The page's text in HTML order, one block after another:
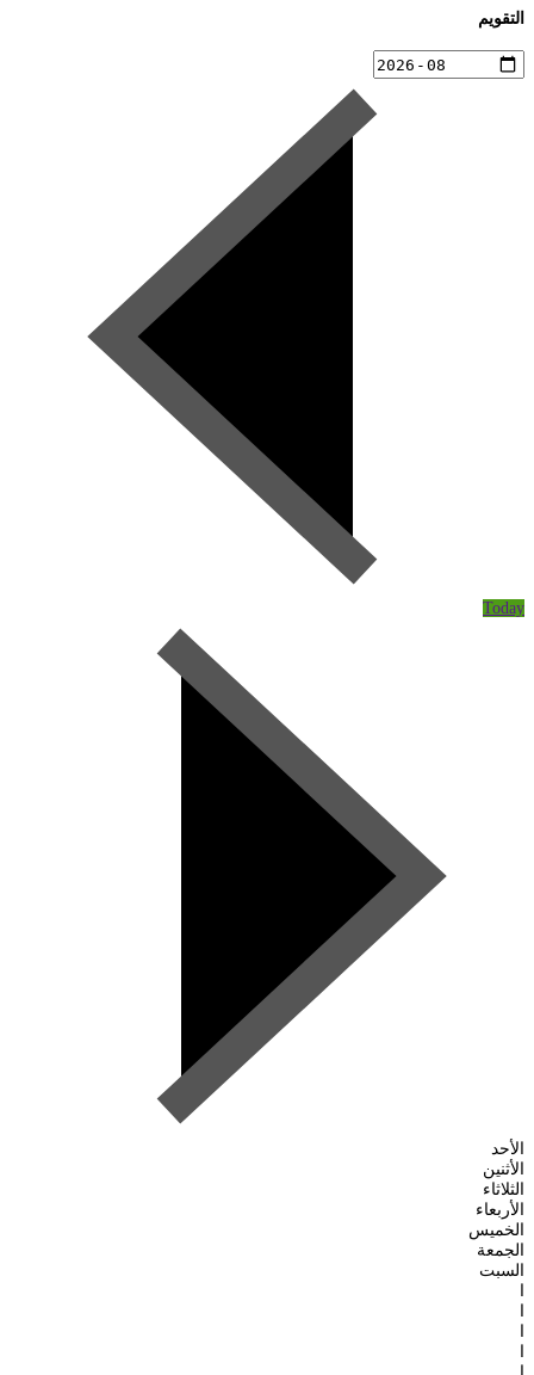
التقويم
Today
الأحد
الأثنين
الثلاثاء
الأربعاء
الخميس
الجمعة
السبت